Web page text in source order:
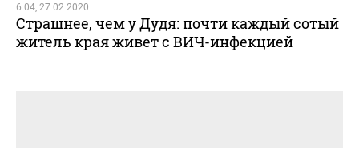
6:04, 27.02.2020
Страшнее, чем у Дудя: почти каждый сотый
житель края живет с ВИЧ-инфекцией